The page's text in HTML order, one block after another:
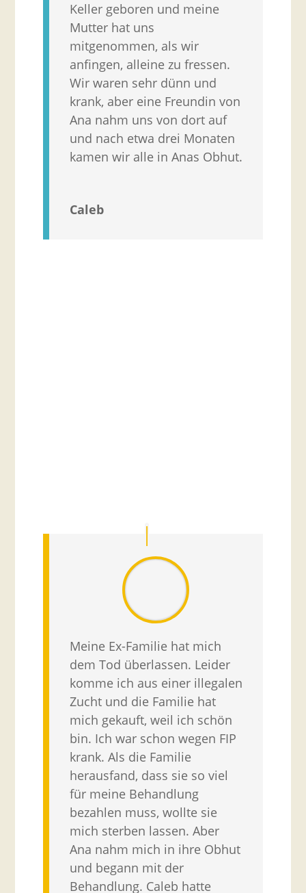
Keller geboren und meine
Mutter hat uns
mitgenommen, als wir
anfingen, alleine zu fressen.
Wir waren sehr dünn und
krank, aber eine Freundin von
Ana nahm uns von dort auf
und nach etwa drei Monaten
kamen wir alle in Anas Obhut.
Caleb
Meine Ex-Familie hat mich
dem Tod überlassen. Leider
komme ich aus einer illegalen
Zucht und die Familie hat
mich gekauft, weil ich schön
bin. Ich war schon wegen FIP
krank. Als die Familie
herausfand, dass sie so viel
für meine Behandlung
bezahlen muss, wollte sie
mich sterben lassen. Aber
Ana nahm mich in ihre Obhut
und begann mit der
Behandlung. Caleb hatte